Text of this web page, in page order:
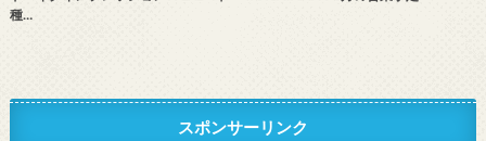
種…
スポンサーリンク